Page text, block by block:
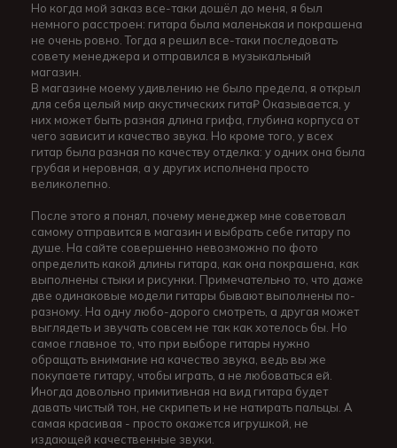
Но когда мой заказ все-таки дошёл до меня, я был
немного расстроен: гитара была маленькая и покрашена
не очень ровно. Тогда я решил все-таки последовать
совету менеджера и отправился в музыкальный
магазин.
В магазине моему удивлению не было предела, я открыл
для себя целый мир акустических гита₽ Оказывается, у
них может быть разная длина грифа, глубина корпуса от
чего зависит и качество звука. Но кроме того, у всех
гитар была разная по качеству отделка: у одних она была
грубая и неровная, а у других исполнена просто
великолепно.
После этого я понял, почему менеджер мне советовал
самому отправится в магазин и выбрать себе гитару по
душе. На сайте совершенно невозможно по фото
определить какой длины гитара, как она покрашена, как
выполнены стыки и рисунки. Примечательно то, что даже
две одинаковые модели гитары бывают выполнены по-
разному. На одну любо-дорого смотреть, а другая может
выглядеть и звучать совсем не так как хотелось бы. Но
самое главное то, что при выборе гитары нужно
обращать внимание на качество звука, ведь вы же
покупаете гитару, чтобы играть, а не любоваться ей.
Иногда довольно примитивная на вид гитара будет
давать чистый тон, не скрипеть и не натирать пальцы. А
самая красивая - просто окажется игрушкой, не
издающей качественные звуки.